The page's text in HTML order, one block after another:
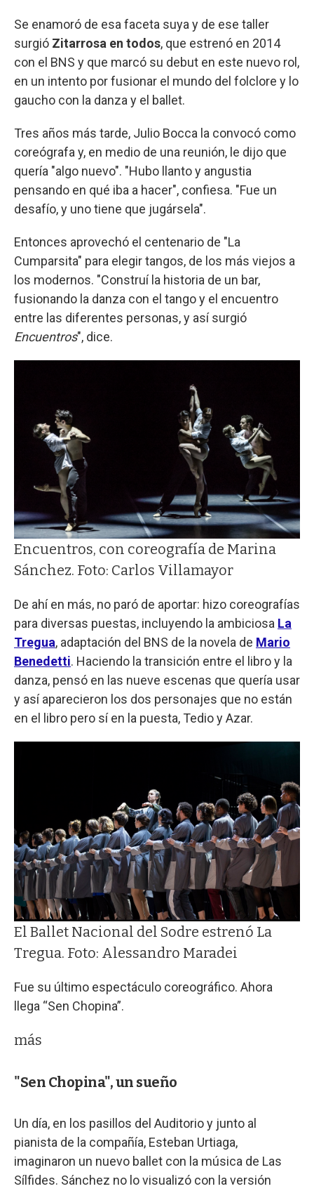
Se enamoró de esa faceta suya y de ese taller
surgió Zitarrosa en todos, que estrenó en 2014
con el BNS y que marcó su debut en este nuevo rol,
en un intento por fusionar el mundo del folclore y lo
gaucho con la danza y el ballet.
Tres años más tarde, Julio Bocca la convocó como
coreógrafa y, en medio de una reunión, le dijo que
quería "algo nuevo". "Hubo llanto y angustia
pensando en qué iba a hacer", confiesa. "Fue un
desafío, y uno tiene que jugársela".
Entonces aprovechó el centenario de "La
Cumparsita" para elegir tangos, de los más viejos a
los modernos. "Construí la historia de un bar,
fusionando la danza con el tango y el encuentro
entre las diferentes personas, y así surgió
Encuentros", dice.
Encuentros, con coreografía de Marina
Sánchez. Foto: Carlos Villamayor
De ahí en más, no paró de aportar: hizo coreografías
para diversas puestas, incluyendo la ambiciosa La
Tregua, adaptación del BNS de la novela de Mario
Benedetti. Haciendo la transición entre el libro y la
danza, pensó en las nueve escenas que quería usar
y así aparecieron los dos personajes que no están
en el libro pero sí en la puesta, Tedio y Azar.
El Ballet Nacional del Sodre estrenó La
Tregua. Foto: Alessandro Maradei
Fue su último espectáculo coreográfico. Ahora
llega “Sen Chopina”.
más
"Sen Chopina", un sueño
Un día, en los pasillos del Auditorio y junto al
pianista de la compañía, Esteban Urtiaga,
imaginaron un nuevo ballet con la música de Las
Sílfides. Sánchez no lo visualizó con la versión